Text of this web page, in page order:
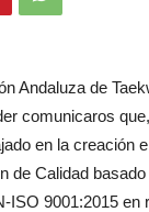
Andaluza de
comunicaros
en la creación
de Calidad
ISO 9001:2015 en